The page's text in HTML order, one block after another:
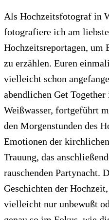
Als Hochzeitsfotograf in
fotografiere ich am
Hochzeitsreportagen, um
zu erzählen. Euren
vielleicht schon
abendlichen Get
Weißwasser, fortgeführt
den Morgenstunden des
Emotionen der
Trauung, das
rauschenden Partynacht.
Geschichten der
vielleicht nur unbewußt